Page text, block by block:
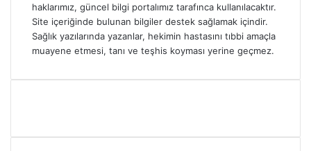
haklarımız, güncel bilgi portalımız tarafınca kullanılacaktır.
Site içeriğinde bulunan bilgiler destek sağlamak içindir.
Sağlık yazılarında yazanlar, hekimin hastasını tıbbi amaçla
muayene etmesi, tanı ve teşhis koyması yerine geçmez.